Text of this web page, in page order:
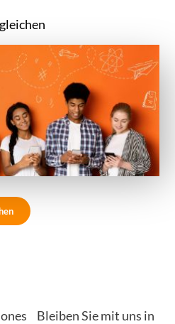
Bleiben Sie mit uns in